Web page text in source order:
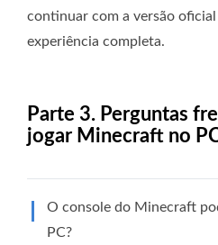
continuar com a versão
experiência completa.
Parte 3. Perguntas
jogar Minecraft no
O console do Minecraft
PC?